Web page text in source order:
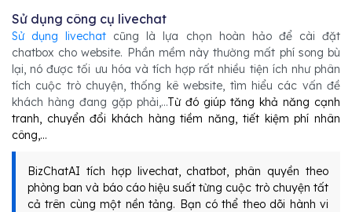
Sử dụng công cụ livechat
Sử dụng livechat cũng là lựa chọn hoàn hảo để cài đặt
chatbox cho website. Phần mềm này thường mất phí song bù
lại, nó được tối ưu hóa và tích hợp rất nhiều tiện ích như phân
tích cuộc trò chuyện, thống kê website, tìm hiểu các vấn đề
khách hàng đang gặp phải,...Từ đó giúp tăng khả năng cạnh
tranh, chuyển đổi khách hàng tiềm năng, tiết kiệm phí nhân
công,...
BizChatAI tích hợp livechat, chatbot, phân quyền theo
phòng ban và báo cáo hiệu suất từng cuộc trò chuyện tất
cả trên cùng một nền tảng. Bạn có thể theo dõi hành vi